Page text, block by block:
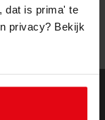
dat is prima' te
privacy? Bekijk
de website